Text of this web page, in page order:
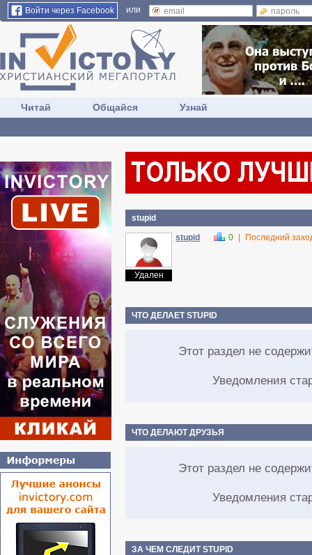
Войти через Facebook или
Читай Общайся Узнай
stupid
Удален
stupid 0 Последний
ЧТО ДЕЛАЕТ STUPID
Этот раздел не
Уведомления
ЧТО ДЕЛАЮТ ДРУЗЬЯ
Этот раздел не
Уведомления
ЗА ЧЕМ СЛЕДИТ STUPID